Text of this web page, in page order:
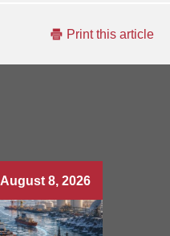
Print this article
August 8, 2026